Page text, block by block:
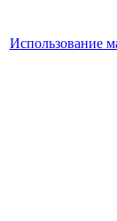
Использование